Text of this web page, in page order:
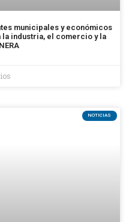
municipales y económicos
industria, el comercio y la
NOTICIAS